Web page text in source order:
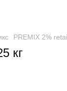
PREMIX 2%
кг